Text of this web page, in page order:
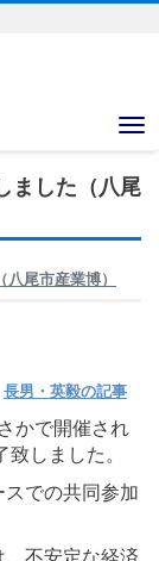
ました（八尾
尾市産業博）
長男・英毅の記事
かで開催され
しました。
での共同参加
不安定な経済